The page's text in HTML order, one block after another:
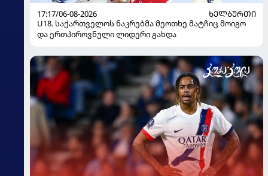
17:17/06-08-2026
ᲮᲔᲚᲑᲣᲠᲗᲘ
U18. საქართველოს ნაკრებმა მეოთხე მატჩიც მოიგო
და ერთპიროვნული ლიდერი გახდა